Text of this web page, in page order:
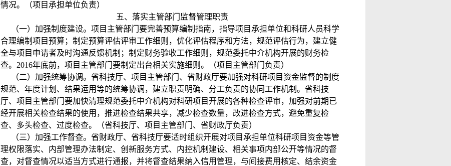
情况。（项目承担单位负责）
五、落实主管部门监督管理职责
（一）加强制度建设。项目主管部门要完善预算编制指南，指导项目承担单位和科研人员科学
合理编制项目预算；制定预算评估评审工作细则，优化评估程序和方法，规范评估行为，建立健
全与项目申请者及时沟通反馈机制；制定财务验收工作细则，规范委托中介机构开展的财务检
查。 2016年底前，项目主管部门要制定出台相关实施细则。（项目主管部门负责）
（二）加强统筹协调。省科技厅、项目主管部门、省财政厅要加强对科研项目资金监督的制度
规范、年度计划、结果运用等的统筹协调，建立职责明确、分工负责的协同工作机制。省科技
厅、项目主管部门要加快清理规范委托中介机构对科研项目开展的各种检查评审，加强对前期已
经开展相关检查结果的使用，推进检查结果共享，减少检查数量，改进检查方式，避免重复检
查、多头检查、过度检查。（省科技厅、项目主管部门、省财政厅负责）
（三）加强工作督查。省财政厅、省科技厅要适时组织开展对项目承担单位科研项目资金等管
理权限落实、内部管理办法制定、创新服务方式、内控机制建设、相关事项内部公开等情况的督
查，对督查情况以适当方式进行通报，并将督查结果纳入信用管理，与间接费用核定、结余资金